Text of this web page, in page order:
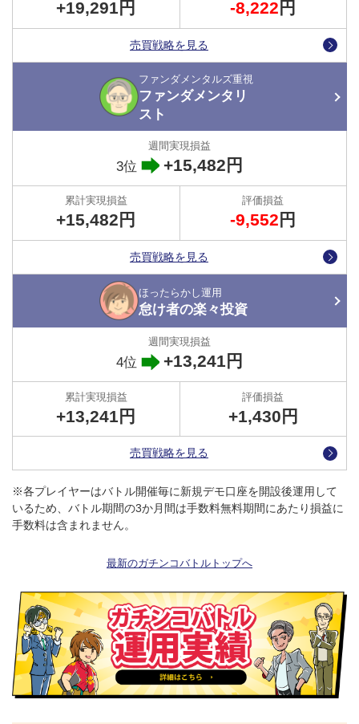
過去のバトルで全勝というわけではありませんが、「勝率の高さ」
はかなり有効性のある手法といえるのではないでしょうか。
今回のバトルでも、マネ運用の実力を証明できるか、その行方に注
●マネ運用を始めるタイミングは？
トラトレめがねさんがマネ運用をするとき、本家が運用を開始した
ことを「公式X（エックス）」で確認し、すぐに同じ設定内容で運
用を開始しているため、運用開始のタイミングは本家プレイヤーと
第28回ガチンコバトルは始まったばかり。
今からマネ運用をスタートすれば、バトル終了時（3か月後）には
誰でも同じような成績になる可能性は十分にあります。
●X（エックス）をチェック！
各プレイヤーの設定内容や停止レートの変更などの取引に係わる情
が難しく感じる運用停止やポジション決済のタイミングも簡単で
す。
マネ運用をされる方は、公式Xのフォローをお願いします！
トラッキングトレード（公式）X（旧ツイッター）
ファンダメンタルズ重視
ファンダメンタリ
スト
ほったらかし運用
怠け者の楽々投資
売買戦略を見る
売買戦略を見る
売買戦略を見る
3位 +15,482円
4位 +13,241円
+19,291円
+15,482円
+13,241円
-8,222 円
-9,552 円
+1,430 円
※各プレイヤーはバトル開催毎に新規デモ口座を開設後運用して
いるため、バトル期間の3か月間は手数料無料期間にあたり損益に
手数料は含まれません。
最新のガチンコバトルトップへ